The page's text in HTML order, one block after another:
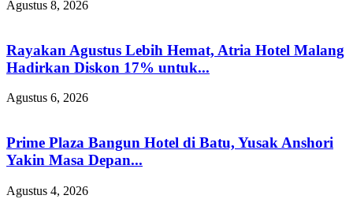
Agustus 8, 2026
Rayakan Agustus Lebih Hemat, Atria Hotel Malang
Hadirkan Diskon 17% untuk...
Agustus 6, 2026
Prime Plaza Bangun Hotel di Batu, Yusak Anshori
Yakin Masa Depan...
Agustus 4, 2026